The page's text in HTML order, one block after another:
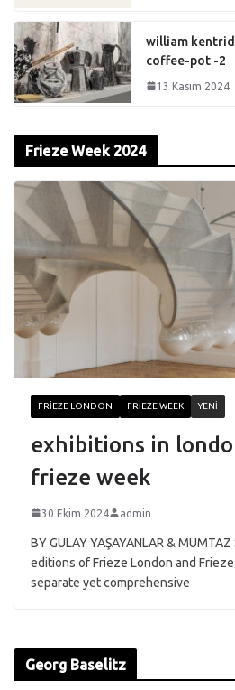
william
coffee-pot -2
13 Kasım 2024
Frieze Week 2024
FRIEZE LONDON FRIEZE WEEK YENI
exhibitions in
frieze week
30 Ekim 2024 admin
BY GÜLAY YAŞAYANLAR &
editions of Frieze London and
separate yet comprehensive
Georg Baselitz